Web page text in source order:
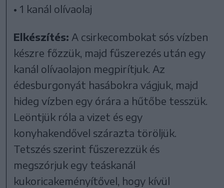
• 1 kanál olívaolaj
Elkészítés: A csirkecombokat sós vízben
készre főzzük, majd fűszerezés után egy
kanál olívaolajon megpirítjuk. Az
édesburgonyát hasábokra vágjuk, majd
hideg vízben egy órára a hűtőbe tesszük.
Leöntjük róla a vizet és egy
konyhakendővel szárazta töröljük.
Tetszés szerint fűszerezzük és
megszórjuk egy teáskanál
kukoricakeményítővel, hogy kívül